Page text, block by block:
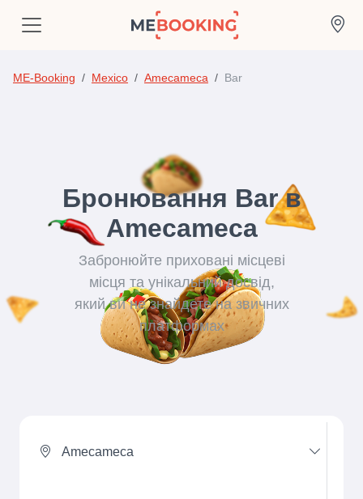
ME-Booking Mexico Amecameca Bar
Бронювання Bar в
Amecameca
Забронюйте приховані місцеві
місця та унікальний досвід,
який ви не знайдете на звичних
платформах
Amecameca